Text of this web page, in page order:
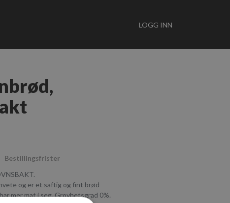
LOGG INN
Bestillingsfrister
og er et saftig og fint brød
mer mat i seg. Grovhetsgrad 0%.